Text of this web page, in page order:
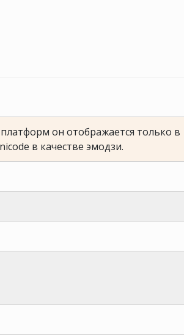
он отображается только в
в качестве эмодзи.